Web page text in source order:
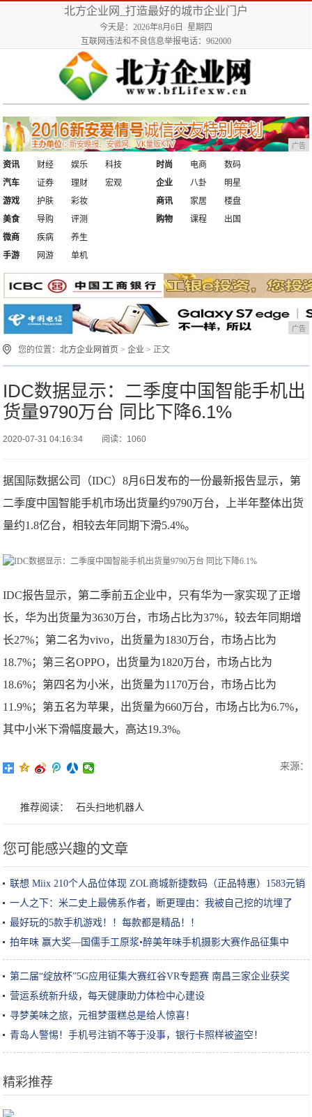
北方企业网_打造最好的城市企业门户
今天是：2026年8月6日 星期四
互联网违法和不良信息举报电话：962000
广告
资讯 财经 娱乐
科技
汽车
证券 理财 宏观
时尚 电商
数码
企业
八卦
明星
游戏
护肤
彩妆
美食
导购 评测
商讯 家居
楼盘
购物
课程
出国
微商
疾病
养生
手游
网游 单机
广告
您的位置：北方企业网首页 >企业 > 正文
IDC数据显示：二季度中国智能手机出
货量9790万台 同比下降6.1%
2020-07-31 04:16:34 阅读：1060
据国际数据公司（IDC）8月6日发布的一份最新报告显示，第
二季度中国智能手机市场出货量约9790万台，上半年整体出货
量约1.8亿台，相较去年同期下滑5.4%。
IDC报告显示，第二季前五企业中，只有华为一家实现了正增
长，华为出货量为3630万台，市场占比为37%，较去年同期增
长27%；第二名为vivo，出货量为1830万台，市场占比为
18.7%；第三名OPPO，出货量为1820万台，市场占比为
18.6%；第四名为小米，出货量为1170万台，市场占比为
11.9%；第五名为苹果，出货量为660万台，市场占比为6.7%，
其中小米下滑幅度最大，高达19.3%。
来源：
推荐阅读： 石头扫地机器人
您可能感兴趣的文章
联想 Miix 210个人品位体现 ZOL商城新捷数码（正品特惠）1583元销
售中
一人之下：米二史上最佛系作者，断更理由：我被自己挖的坑埋了
最好玩的5款手机游戏！！每款都是精品！！
拍年味 赢大奖—国儒手工原浆•醉美年味手机摄影大赛作品征集中
第二届“绽放杯”5G应用征集大赛红谷VR专题赛 南昌三家企业获奖
营运系统新升级，每天健康助力体检中心建设
寻梦美味之旅，元祖梦蛋糕总是给人惊喜！
青岛人警惕！手机号注销不等于没事，银行卡照样被盗空！
精彩推荐